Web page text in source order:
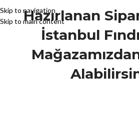
Skip to navigation
Skip to main content
Hazırlanan
İstanbul